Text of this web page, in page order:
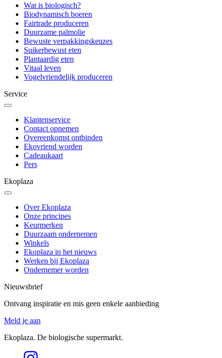
Wat is biologisch?
Biodynamisch boeren
Fairtrade produceren
Duurzame palmolie
Bewuste verpakkingskeuzes
Suikerbewust eten
Plantaardig eten
Vitaal leven
Vogelvriendelijk produceren
Service
Klantenservice
Contact opnemen
Overeenkomst ontbinden
Ekovriend worden
Cadeaukaart
Pers
Ekoplaza
Over Ekoplaza
Onze principes
Keurmerken
Duurzaam ondernemen
Winkels
Ekoplaza in het nieuws
Werken bij Ekoplaza
Ondernemer worden
Nieuwsbrief
Ontvang inspiratie en mis geen enkele aanbieding
Meld je aan
Ekoplaza. De biologische supermarkt.